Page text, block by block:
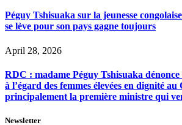
Péguy Tshisuaka sur la jeunesse
se lève pour son pays gagne toujours
April 28, 2026
RDC : madame Péguy Tshisuaka
à l’égard des femmes élevées en dignité au
principalement la première ministre qui
Newsletter